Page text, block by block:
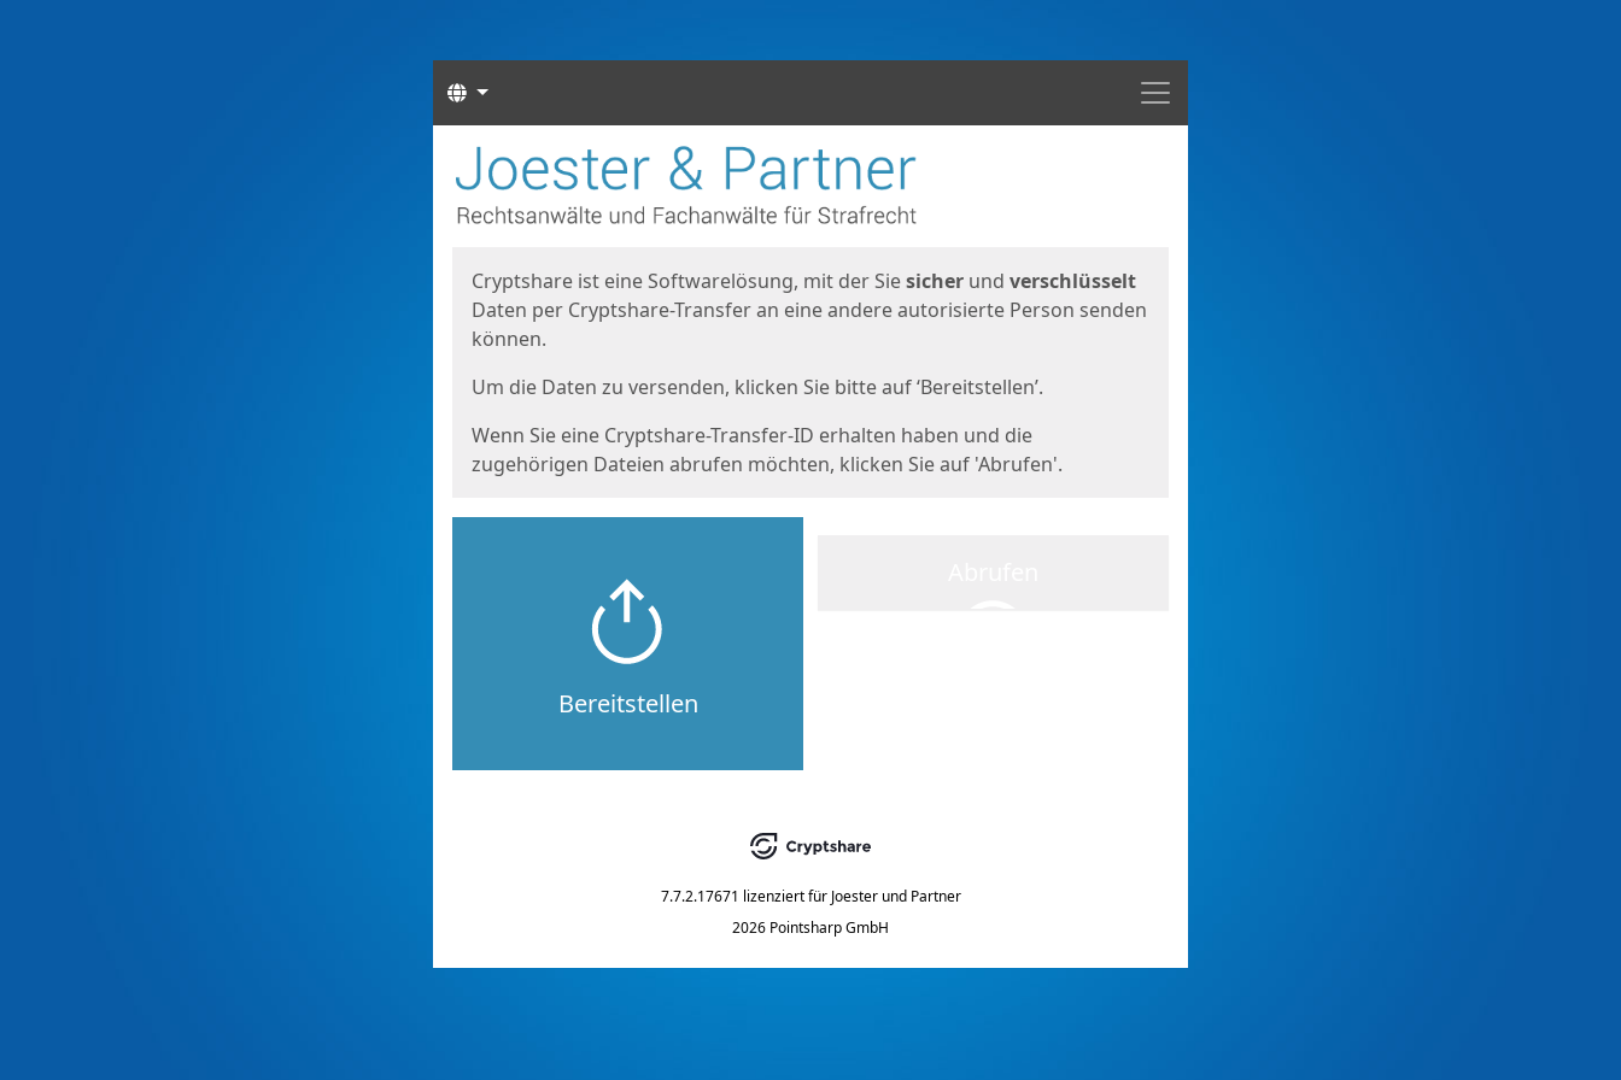
Menü
Sprachen
Start
Cryptshare ist eine Softwarelösung, mit der Siesicher und verschlüsselt
Daten per Cryptshare-Transfer an eine andere autorisierte Person senden
können.
Um die Daten zu versenden, klicken Sie bitte auf ‘Bereitstellen’.
Wenn Sie eine Cryptshare-Transfer-ID erhalten haben und die
zugehörigen Dateien abrufen möchten, klicken Sie auf 'Abrufen'.
Bereitstellen
7.7.2.17671 lizenziert für Joester und Partner
2026 Pointsharp GmbH